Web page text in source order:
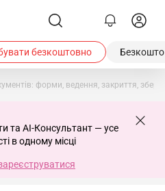
безкоштовно
форми, ведення, закриття,
та AI-Консультант — усе
в одному місці